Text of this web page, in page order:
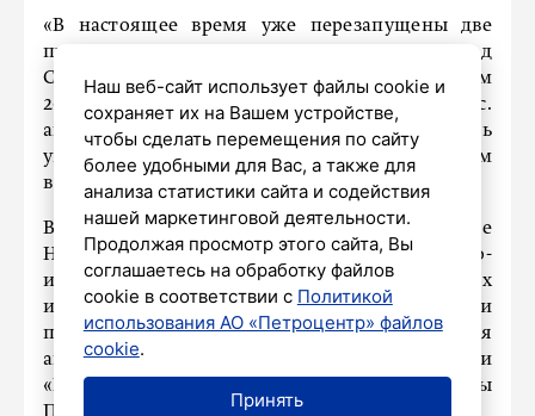
«В настоящее время уже перезапущены две
производственные площадки – это «Автозавод
Санкт-Петербург» и «Автозавод АГР». По итогам
2025 года в Петербурге выпущено более 48 тыс.
автомобилей. В 2026 году этот показатель
увеличится кратно, мы ожидаем рост более чем
в два раза», – цитирует Ситова «Интерфакс».
В дальнейших планах города – создание
НИОКР-центра для проведения научно-
исследовательских, опытно-конструкторских
и технологических работ, локализации
производственно-компонентной базы для
автомобилестроения на территории площадки
«Шушары» особой экономической зоны
Наш веб-сайт использует файлы cookie и
сохраняет их на Вашем устройстве,
чтобы сделать перемещения по сайту
более удобными для Вас, а также для
анализа статистики сайта и содействия
нашей маркетинговой деятельности.
Продолжая просмотр этого сайта, Вы
соглашаетесь на обработку файлов
cookie в соответствии с Политикой
использования АО «Петроцентр» файлов
cookie.
Принять